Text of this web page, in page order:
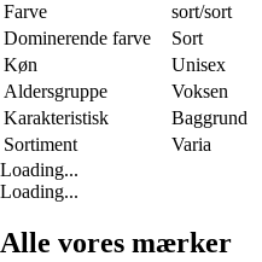
Farve
sort/sort
Dominerende farve
Sort
Køn
Unisex
Aldersgruppe
Voksen
Karakteristisk
Baggrund
Sortiment
Varia
Loading...
Loading...
Alle vores mærker